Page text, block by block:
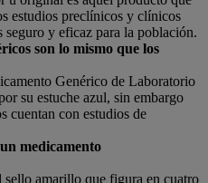
estudios preclínicos y clínicos
seguro y eficaz para la población.
son lo mismo que los
Genérico de Laboratorio
su estuche azul, sin embargo
cuentan con estudios de
medicamento
sello amarillo que figura en cuatro